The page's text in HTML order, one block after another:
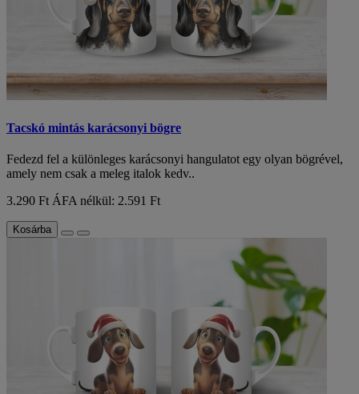
Tacskó mintás karácsonyi bögre
Fedezd fel a különleges karácsonyi hangulatot egy olyan bögrével,
amely nem csak a meleg italok kedv..
3.290 Ft ÁFA nélkül: 2.591 Ft
Kosárba